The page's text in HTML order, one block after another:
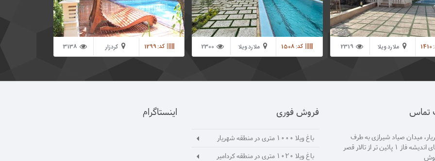
کد: 1299 کردزار 3138 کد: 1508
ملارد ویلا
جنوبی
2300
ملارد ویلا
شمالی
2319
تماس
میدان صیاد شیرازی به طرف
انتهای اندیشه فاز 1 پائین تر از تالار قصر
فروش فوری
باغ ویلا 1000 متری در منطقه شهریار
باغ ویلا 1020 متری در منطقه کردامیر
اینستاگرام